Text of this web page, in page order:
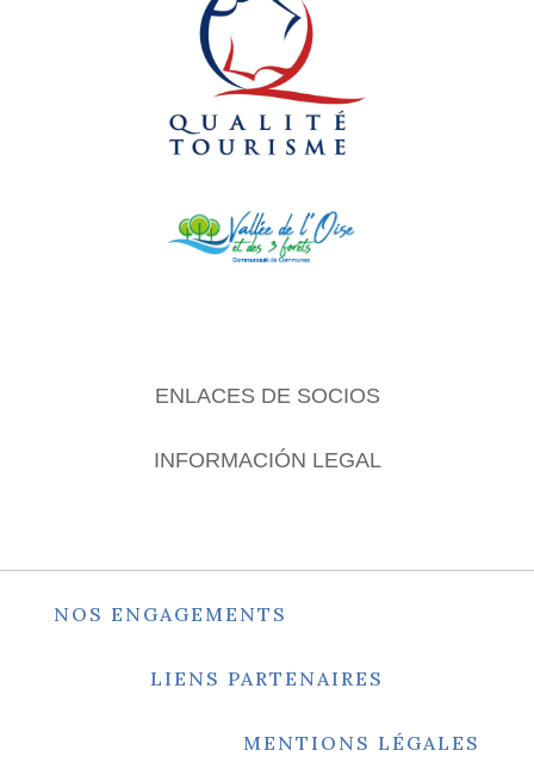
ENLACES DE SOCIOS
INFORMACIÓN LEGAL
NOS ENGAGEMENTS
LIENS PARTENAIRES
MENTIONS LÉGALES